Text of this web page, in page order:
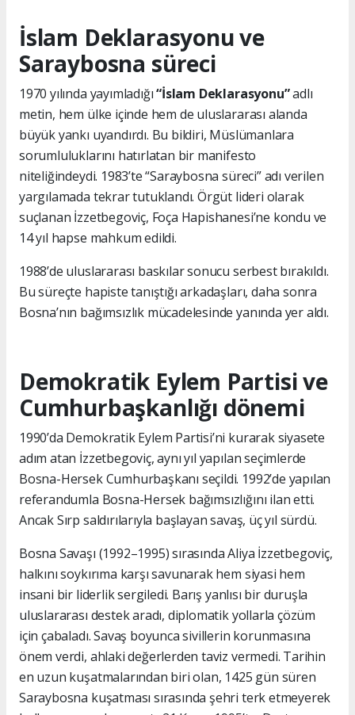
İslam Deklarasyonu ve
Saraybosna süreci
1970 yılında yayımladığı“İslam Deklarasyonu”adlı
metin, hem ülke içinde hem de uluslararası alanda
büyük yankı uyandırdı. Bu bildiri, Müslümanlara
sorumluluklarını hatırlatan bir manifesto
niteliğindeydi. 1983’te “Saraybosna süreci” adı verilen
yargılamada tekrar tutuklandı. Örgüt lideri olarak
suçlanan İzzetbegoviç, Foça Hapishanesi’ne kondu ve
14 yıl hapse mahkum edildi.
1988’de uluslararası baskılar sonucu serbest bırakıldı.
Bu süreçte hapiste tanıştığı arkadaşları, daha sonra
Bosna’nın bağımsızlık mücadelesinde yanında yer aldı.
Demokratik Eylem Partisi ve
Cumhurbaşkanlığı dönemi
1990’da Demokratik Eylem Partisi’ni kurarak siyasete
adım atan İzzetbegoviç, aynı yıl yapılan seçimlerde
Bosna-Hersek Cumhurbaşkanı seçildi. 1992’de yapılan
referandumla Bosna-Hersek bağımsızlığını ilan etti.
Ancak Sırp saldırılarıyla başlayan savaş, üç yıl sürdü.
Bosna Savaşı (1992–1995) sırasında Aliya İzzetbegoviç,
halkını soykırıma karşı savunarak hem siyasi hem
insani bir liderlik sergiledi. Barış yanlısı bir duruşla
uluslararası destek aradı, diplomatik yollarla çözüm
için çabaladı. Savaş boyunca sivillerin korunmasına
önem verdi, ahlaki değerlerden taviz vermedi. Tarihin
en uzun kuşatmalarından biri olan, 1425 gün süren
Saraybosna kuşatması sırasında şehri terk etmeyerek